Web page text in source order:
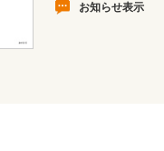
お知らせ表示